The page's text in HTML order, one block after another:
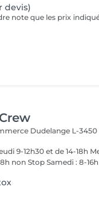
devis)
Dudelange L-3450
et de 14-18h
non Stop Samedi : 8-16h